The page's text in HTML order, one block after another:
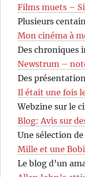
Films muets –
Plusieurs
Mon cinéma à
Des chroniques
Newstrum –
Des
Il était une fois
Webzine sur le
Blog: Avis sur
Une sélection
Mille et une
Le blog d’un